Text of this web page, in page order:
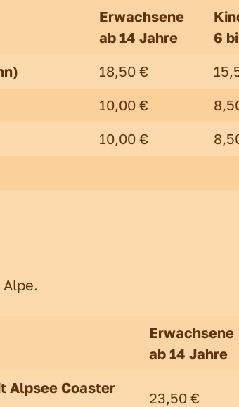
Erwachsene
ab 14 Jahre
6
18,50 €
10,00 €
10,00 €
Erwachsene
ab 14 Jahre
Alpsee Coaster
23,50 €